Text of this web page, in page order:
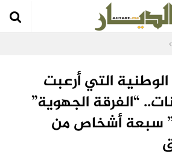
التي أرعبت
“الفرقة الجهوية”
سبعة أشخاص من